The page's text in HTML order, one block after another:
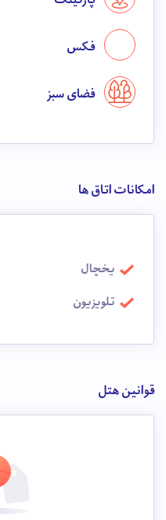
فکس
فضای سبز
امکانات اتاق ها
یخچال
تلویزیون
قوانین هتل